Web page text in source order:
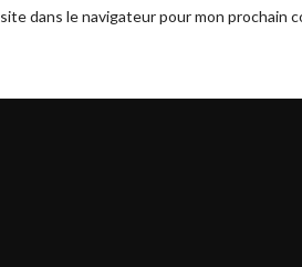
dans le navigateur pour mon prochain